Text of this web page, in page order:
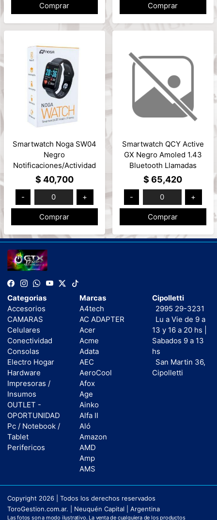
Comprar Comprar
Smartwatch Noga SW04
Negro
Notificaciones/Actividad
Fisica Mod: NG-SW04
$ 40,700
- 0 +
Comprar
Smartwatch QCY Active
GX Negro Amoled 1.43
Bluetooth Llamadas
3ATM
Heart/Sp02/Gravedad
Mod: WA24S12A
$ 65,420
- 0 +
Comprar
Categorias
Accesorios
CAMARAS
Celulares
Conectividad
Consolas
Electro Hogar
Hardware
Impresoras /
Insumos
OUTLET -
OPORTUNIDAD
Pc / Notebook /
Tablet
Perifericos
Marcas
A4tech
AC ADAPTER
Acer
Acme
Adata
AEC
AeroCool
Afox
Age
Ainko
Alfa II
Aló
Amazon
AMD
Amp
AMS
Cipolletti
2995 29-3231
Lu a Vie de 9 a
13 y 16 a 20 hs |
Sabados 9 a 13
hs
San Martin 36,
Cipolletti
Copyright 2026 | Todos los derechos reservados
ToroGestion.com.ar. | Neuquén Capital | Argentina
Las fotos son a modo ilustrativo. La venta de cualquiera de los productos